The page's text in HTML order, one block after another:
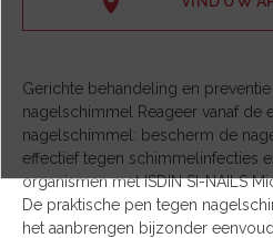
Gerichte behandeling en preventie
nagelschimmel Reageer vanaf de
nagelschimmel: bescherm de
effectief tegen schimmelinfecties
organismen met ISDIN SI-NAILS
De praktische pen tegen
het aanbrengen bijzonder